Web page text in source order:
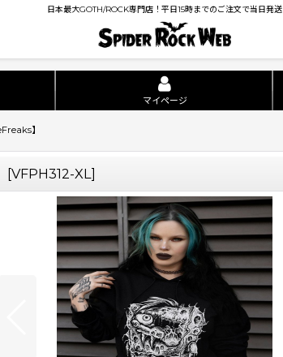
日本最大GOTH/ROCK専門店！平日15時までのご注文で当日発送
マイページ
】
[VFPH312-XL]